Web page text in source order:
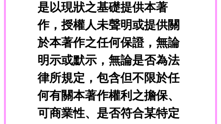
是以現狀之基礎提供本著
作，授權人未聲明或提供關
於本著作之任何保證，無論
明示或默示，無論是否為法
律所規定，包含但不限於任
何有關本著作權利之擔保、
可商業性、是否符合某特定